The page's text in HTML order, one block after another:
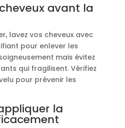
avant la
lavez vos cheveux avec
pour enlever les
mais évitez
qui fragilisent. Vérifiez
pour prévenir les
la